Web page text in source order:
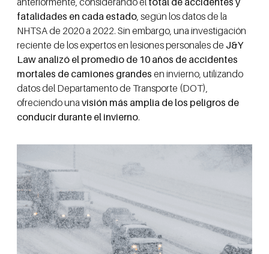
fatalidades en cada estado, según los datos de la
NHTSA de 2020 a 2022. Sin embargo, una investigación
reciente de los expertos en lesiones personales de J&Y
Law analizó el promedio de 10 años de accidentes
mortales de camiones grandes en invierno, utilizando
datos del Departamento de Transporte (DOT),
ofreciendo una visión más amplia de los peligros de
conducir durante el invierno.